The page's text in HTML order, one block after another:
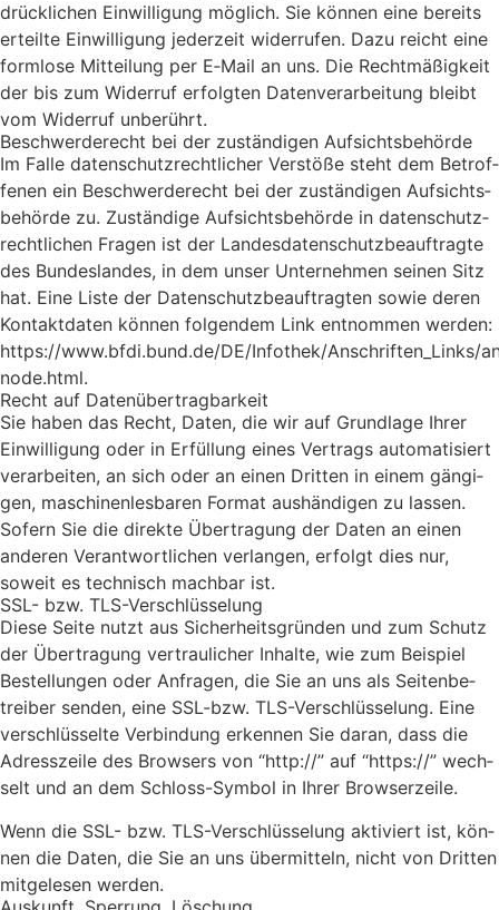
drück­li­chen Ein­wil­li­gung mög­lich. Sie kön­nen eine bereits
erteil­te Ein­wil­li­gung jeder­zeit wider­ru­fen. Dazu reicht eine
form­lo­se Mit­tei­lung per E‑Mail an uns. Die Recht­mä­ßig­keit
der bis zum Wider­ruf erfolg­ten Daten­ver­ar­bei­tung bleibt
vom Wider­ruf unbe­rührt.
Beschwer­de­recht bei der zustän­di­gen Auf­sichts­be­hör­de
Im Fal­le daten­schutz­recht­li­cher Ver­stö­ße steht dem Betrof­
fe­nen ein Beschwer­de­recht bei der zustän­di­gen Auf­sichts­
be­hör­de zu. Zustän­di­ge Auf­sichts­be­hör­de in daten­schutz­
recht­li­chen Fra­gen ist der Lan­des­da­ten­schutz­be­auf­trag­te
des Bun­des­lan­des, in dem unser Unter­neh­men sei­nen Sitz
hat. Eine Lis­te der Daten­schutz­be­auf­trag­ten sowie deren
Kon­takt­da­ten kön­nen fol­gen­dem Link ent­nom­men wer­den:
https://www.bfdi.bund.de/DE/Infothek/Anschriften_Links/
node.html.
Recht auf Daten­über­trag­bar­keit
Sie haben das Recht, Daten, die wir auf Grund­la­ge Ihrer
Ein­wil­li­gung oder in Erfül­lung eines Ver­trags auto­ma­ti­siert
ver­ar­bei­ten, an sich oder an einen Drit­ten in einem gän­gi­
gen, maschi­nen­les­ba­ren For­mat aus­hän­di­gen zu las­sen.
Sofern Sie die direk­te Über­tra­gung der Daten an einen
ande­ren Ver­ant­wort­li­chen ver­lan­gen, erfolgt dies nur,
soweit es tech­nisch mach­bar ist.
SSL- bzw. TLS-Ver­schlüs­se­lung
Die­se Sei­te nutzt aus Sicher­heits­grün­den und zum Schutz
der Über­tra­gung ver­trau­li­cher Inhal­te, wie zum Bei­spiel
Bestel­lun­gen oder Anfra­gen, die Sie an uns als Sei­ten­be­
trei­ber sen­den, eine SSL-bzw. TLS-Ver­schlüs­se­lung. Eine
ver­schlüs­sel­te Ver­bin­dung erken­nen Sie dar­an, dass die
Adress­zei­le des Brow­sers von “http://” auf “https://” wech­
selt und an dem Schloss-Sym­bol in Ihrer Brow­ser­zei­le.
Wenn die SSL- bzw. TLS-Ver­schlüs­se­lung akti­viert ist, kön­
nen die Daten, die Sie an uns über­mit­teln, nicht von Drit­ten
mit­ge­le­sen wer­den.